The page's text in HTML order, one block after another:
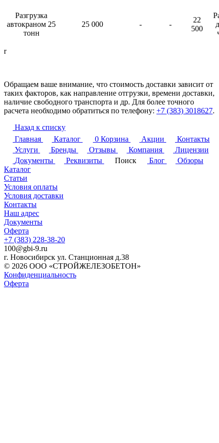
Разгрузка
автокраном 25
тонн
25 000 - -
22
500
r
Обращаем ваше внимание, что стоимость доставки зависит от
таких факторов, как направление отгрузки, времени доставки,
наличие свободного транспорта и др. Для более точного
расчета необходимо обратиться по телефону: +7 (383) 3018627.
Назад к списку
Главная
Каталог 0 Корзина Акции
Контакты
Услуги
Бренды Отзывы Компания
Лицензии
Документы
Реквизиты Поиск Блог
Обзоры
Каталог
Статьи
Условия оплаты
Условия доставки
Контакты
Наш адрес
Документы
Оферта
+7 (383) 228-38-20
100@gbi-9.ru
г. Новосибирск ул. Станционная д.38
© 2026 ООО «СТРОЙЖЕЛЕЗОБЕТОН»
Конфиденциальность
Оферта